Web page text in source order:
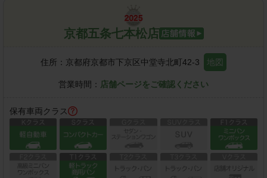
京都五条七本松店
住所： 京都府京都市下京区中堂寺北町42-3 地図
営業時間： 店舗ページをご確認ください
保有車両クラス